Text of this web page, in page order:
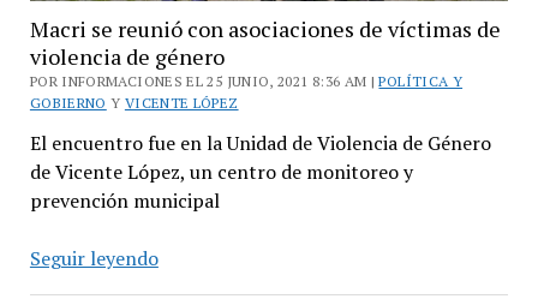
Macri se reunió con asociaciones de víctimas de
violencia de género
POR INFORMACIONES EL 25 JUNIO, 2021 8:36 AM |POLÍTICA Y
GOBIERNO Y VICENTE LÓPEZ
El encuentro fue en la Unidad de Violencia de Género
de Vicente López, un centro de monitoreo y
prevención municipal
Seguir leyendoMacri